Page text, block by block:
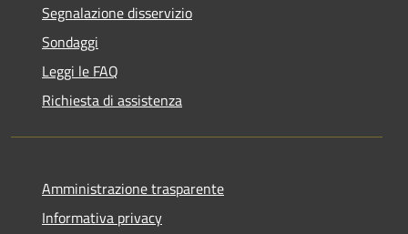
Segnalazione disservizio
Sondaggi
Leggi le FAQ
Richiesta di assistenza
Amministrazione trasparente
Informativa privacy